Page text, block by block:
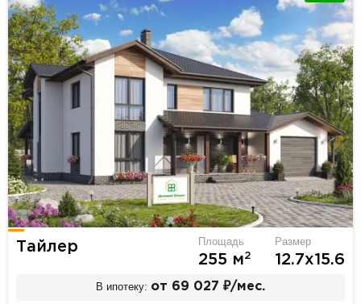
Тайлер Площадь
255 м2
Размер
12.7х15.6
В ипотеку: от 69 027 ₽/мес.